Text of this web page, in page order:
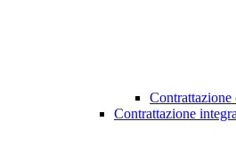
Contrattazione
Contrattazione